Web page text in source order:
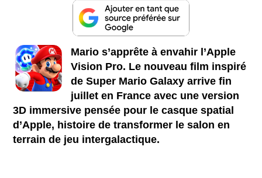
Mario s’apprête à envahir l’Apple
Vision Pro. Le nouveau film inspiré
de Super Mario Galaxy arrive fin
juillet en France avec une version
3D immersive pensée pour le casque spatial
d’Apple, histoire de transformer le salon en
terrain de jeu intergalactique.